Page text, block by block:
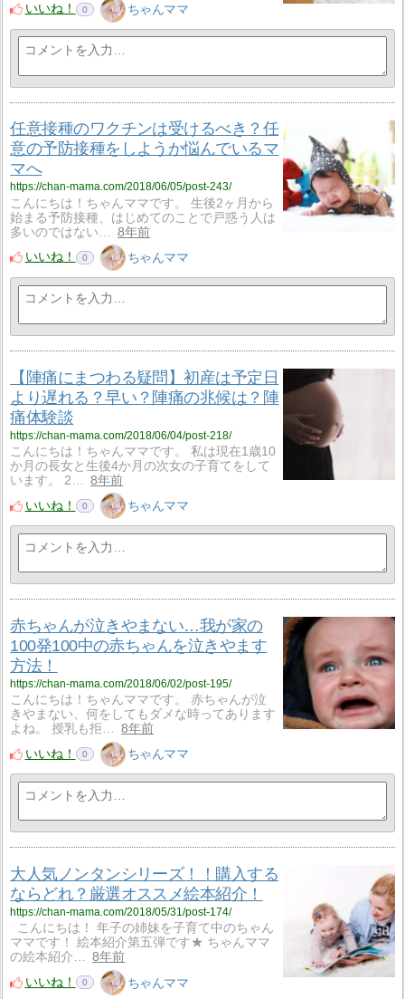
いいね！ 0 ちゃんママ
任意接種のワクチンは受けるべき？任
意の予防接種をしようか悩んでいるマ
マへ
https://chan-mama.com/2018/06/05/post-243/
こんにちは！ちゃんママです。 生後2ヶ月から
始まる予防接種、はじめてのことで戸惑う人は
多いのではない…
8年前
いいね！
0 ちゃんママ
【陣痛にまつわる疑問】初産は予定日
より遅れる？早い？陣痛の兆候は？陣
痛体験談
https://chan-mama.com/2018/06/04/post-218/
こんにちは！ちゃんママです。 私は現在1歳10
か月の長女と生後4か月の次女の子育てをして
います。 2…
8年前
いいね！
0 ちゃんママ
赤ちゃんが泣きやまない…我が家の
100発100中の赤ちゃんを泣きやます
方法！
https://chan-mama.com/2018/06/02/post-195/
こんにちは！ちゃんママです。 赤ちゃんが泣
きやまない、何をしてもダメな時ってあります
よね。 授乳も拒…
8年前
いいね！
0 ちゃんママ
大人気ノンタンシリーズ！！購入する
ならどれ？厳選オススメ絵本紹介！
https://chan-mama.com/2018/05/31/post-174/
こんにちは！ 年子の姉妹を子育て中のちゃん
ママです！ 絵本紹介第五弾です★ ちゃんママ
の絵本紹介…
8年前
いいね！
0 ちゃんママ